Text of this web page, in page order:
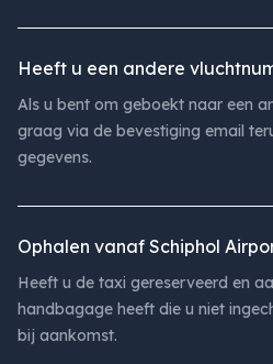
Heeft u een andere
Als u bent om geboekt naar een
graag via de bevestiging email
gegevens.
Ophalen vanaf Schiphol
Heeft u de taxi gereserveerd en
handbagage heeft die u niet
bij aankomst.